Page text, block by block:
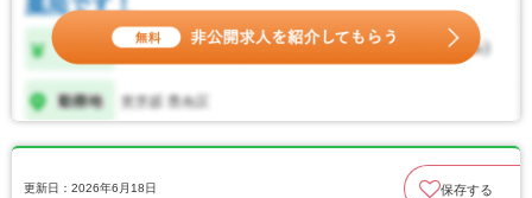
更新日：2026年6月18日 保存する